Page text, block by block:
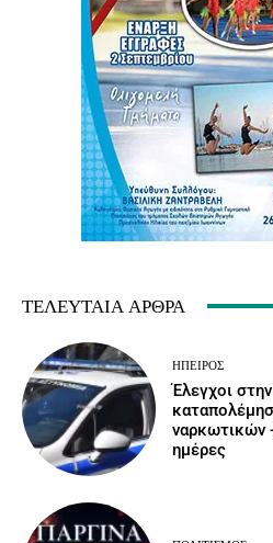
ΤΕΛΕΥΤΑΊΑ ΆΡΘΡΑ
ΉΠΕΙΡΟΣ
Έλεγχοι
ναρκωτικών
ημέρες